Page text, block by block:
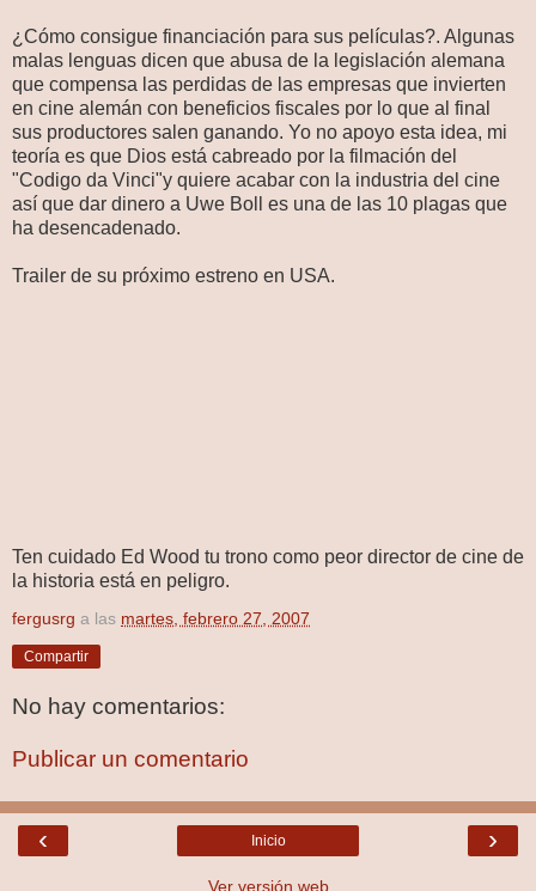
¿Cómo consigue financiación para sus películas?. Algunas
malas lenguas dicen que abusa de la legislación alemana
que compensa las perdidas de las empresas que invierten
en cine alemán con beneficios fiscales por lo que al final
sus productores salen ganando. Yo no apoyo esta idea, mi
teoría es que Dios está cabreado por la filmación del
"Codigo da Vinci"y quiere acabar con la industria del cine
así que dar dinero a Uwe Boll es una de las 10 plagas que
ha desencadenado.
Trailer de su próximo estreno en USA.
Ten cuidado Ed Wood tu trono como peor director de cine de
la historia está en peligro.
fergusrg a las martes, febrero 27, 2007
Compartir
No hay comentarios:
Publicar un comentario
‹ ›
Inicio
Ver versión web